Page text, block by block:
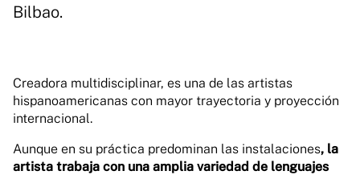
Bilbao.
Creadora multidisciplinar, es una de las artistas
hispanoamericanas con mayor trayectoria y proyección
internacional.
Aunque en su práctica predominan las instalaciones, la
artista trabaja con una amplia variedad de lenguajes